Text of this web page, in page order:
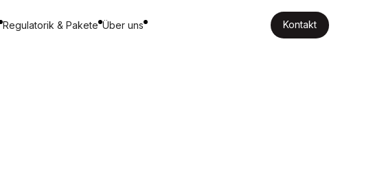
Regulatorik & Pakete Über uns
Kontakt
Kontakt